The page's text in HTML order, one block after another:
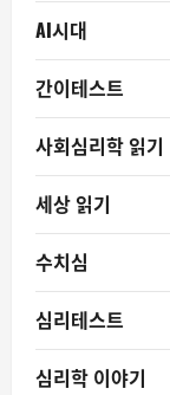
AI시대
간이테스트
사회심리학 읽기
세상 읽기
수치심
심리테스트
심리학 이야기